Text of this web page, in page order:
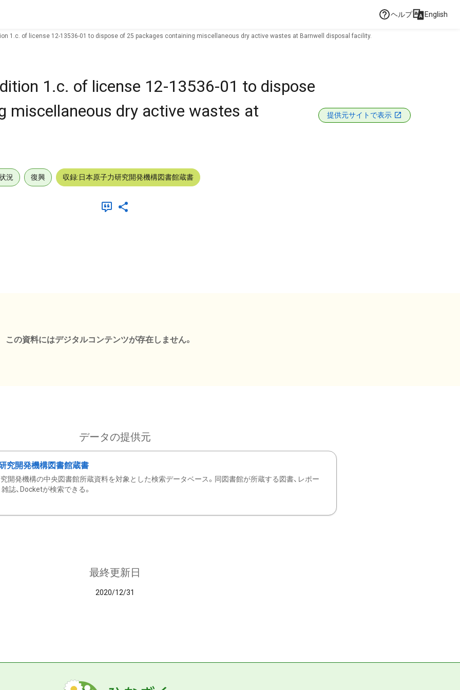
ヘルプ English
1.c. of license 12-13536-01 to dispose of 25 packages containing miscellaneous dry active wastes at Barnwell disposal facility.
1.c. of license 12-13536-01 to dispose
miscellaneous dry active wastes at
提供元サイトで表示
況 復興 収録:日本原子力研究開発機構図書館蔵書
この資料にはデジタルコンテンツが存在しません。
データの提供元
究開発機構図書館蔵書
開発機構の中央図書館所蔵資料を対象とした検索データベース。同図書館が所蔵する図書、レポー
雑誌、Docketが検索できる。
最終更新日
2020/12/31